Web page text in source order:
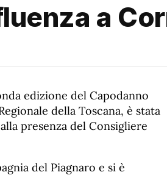
a
edizione del Capodanno
della Toscana, è stata
presenza del Consigliere
del Piagnaro e si è